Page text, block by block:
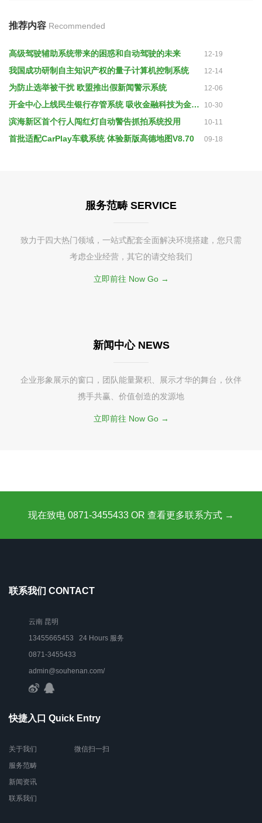
推荐内容 Recommended
高级驾驶辅助系统带来的困惑和自动驾驶的未来 12-19
我国成功研制自主知识产权的量子计算机控制系统 12-14
为防止选举被干扰 欧盟推出假新闻警示系统 12-06
开金中心上线民生银行存管系统 吸收金融科技为金融服务提质增效 10-30
滨海新区首个行人闯红灯自动警告抓拍系统投用 10-11
首批适配CarPlay车载系统 体验新版高德地图V8.70 09-18
服务范畴 SERVICE
致力于四大热门领域，一站式配套全面解决环境搭建，您只需
考虑企业经营，其它的请交给我们
立即前往 Now Go →
新闻中心 NEWS
企业形象展示的窗口，团队能量聚积、展示才华的舞台，伙伴
携手共赢、价值创造的发源地
立即前往 Now Go →
现在致电 0871-3455433 OR 查看更多联系方式 →
联系我们 CONTACT
云南 昆明
13455665453 24 Hours 服务
0871-3455433
admin@souhenan.com/
快捷入口 Quick Entry
关于我们
服务范畴
新闻资讯
联系我们
微信扫一扫